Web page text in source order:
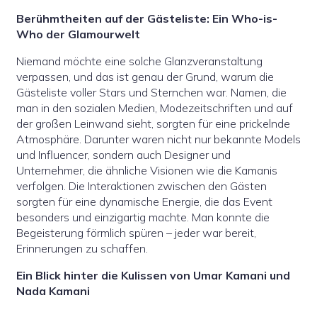
Berühmtheiten auf der Gästeliste: Ein Who-is-
Who der Glamourwelt
Niemand möchte eine solche Glanzveranstaltung
verpassen, und das ist genau der Grund, warum die
Gästeliste voller Stars und Sternchen war. Namen, die
man in den sozialen Medien, Modezeitschriften und auf
der großen Leinwand sieht, sorgten für eine prickelnde
Atmosphäre. Darunter waren nicht nur bekannte Models
und Influencer, sondern auch Designer und
Unternehmer, die ähnliche Visionen wie die Kamanis
verfolgen. Die Interaktionen zwischen den Gästen
sorgten für eine dynamische Energie, die das Event
besonders und einzigartig machte. Man konnte die
Begeisterung förmlich spüren – jeder war bereit,
Erinnerungen zu schaffen.
Ein Blick hinter die Kulissen von Umar Kamani und
Nada Kamani